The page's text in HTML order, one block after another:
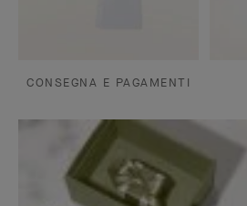
CONSEGNA E PAGAMENTI